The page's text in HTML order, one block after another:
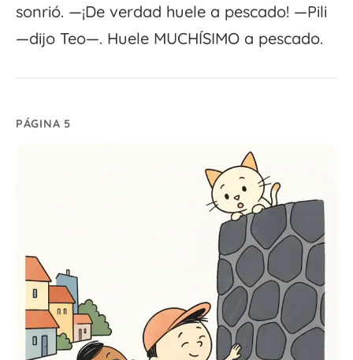
sonrió. —¡De verdad huele a pescado! —Pili
—dijo Teo—. Huele MUCHÍSIMO a pescado.
PÁGINA 5